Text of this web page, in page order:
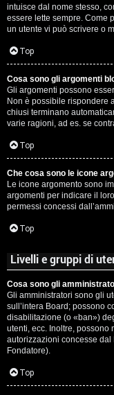
intuisce dal nome stesso,
essere lette sempre. Come
un utente vi può scrivere o
Top
Cosa sono gli argomenti
Gli argomenti possono
Non è possibile rispondere
chiusi terminano
varie ragioni, ad es. se
Top
Che cosa sono le icone
Le icone argomento sono
argomenti per indicare il
permessi concessi
Top
Livelli e gruppi di
Cosa sono gli
Gli amministratori sono gli
sull’intera Board; possono
disabilitazione (o «ban»)
utenti, ecc. Inoltre, possono
autorizzazioni concesse
Fondatore).
Top
s
a
n
o
n
c
i
p
i
a
c
e
P
e
r
c